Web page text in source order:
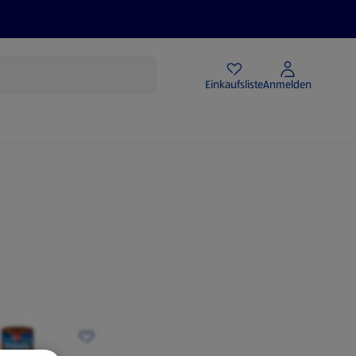
EinkaufslisteAnmelden